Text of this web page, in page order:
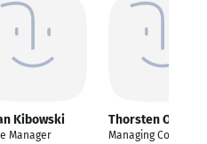
Kibowski
Manager
Thorsten Otremba
Managing Consultant